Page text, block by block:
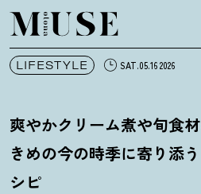
オトナミューズ ウェブ
LIFESTYLE SAT.05.16 2026
爽やかクリーム煮や旬食
きめの今の時季に寄り添
シピ